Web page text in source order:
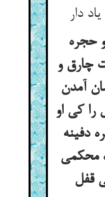
حجره
چارق و
آمدن
را کی او
دفینه
محکمی